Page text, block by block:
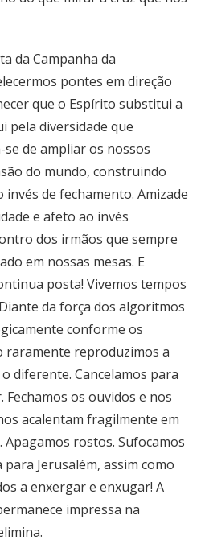
da Campanha da
pontes em direção
que o Espírito substitui a
pela diversidade que
de ampliar os nossos
do mundo, construindo
de fechamento. Amizade
e afeto ao invés
dos irmãos que sempre
em nossas mesas. E
posta! Vivemos tempos
da força dos algoritmos
conforme os
raramente reproduzimos a
diferente. Cancelamos para
os ouvidos e nos
acalentam fragilmente em
rostos. Sufocamos
Jerusalém, assim como
a enxergar e enxugar! A
impressa na